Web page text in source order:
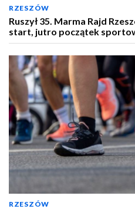
RZESZÓW
Ruszył 35. Marma Rajd
start, jutro początek
RZESZÓW